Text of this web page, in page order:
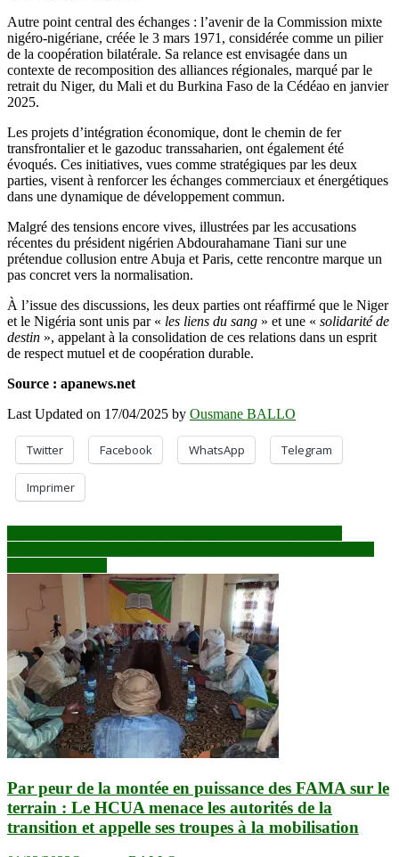
Autre point central des échanges : l’avenir de la Commission mixte
nigéro-nigériane, créée le 3 mars 1971, considérée comme un pilier
de la coopération bilatérale. Sa relance est envisagée dans un
contexte de recomposition des alliances régionales, marqué par le
retrait du Niger, du Mali et du Burkina Faso de la Cédéao en janvier
2025.
Les projets d’intégration économique, dont le chemin de fer
transfrontalier et le gazoduc transsaharien, ont également été
évoqués. Ces initiatives, vues comme stratégiques par les deux
parties, visent à renforcer les échanges commerciaux et énergétiques
dans une dynamique de développement commun.
Malgré des tensions encore vives, illustrées par les accusations
récentes du président nigérien Abdourahamane Tiani sur une
prétendue collusion entre Abuja et Paris, cette rencontre marque un
pas concret vers la normalisation.
À l’issue des discussions, les deux parties ont réaffirmé que le Niger
et le Nigéria sont unis par « les liens du sang » et une « solidarité de
destin », appelant à la consolidation de ces relations dans un esprit
de respect mutuel et de coopération durable.
Source : apanews.net
Last Updated on 17/04/2025 by Ousmane BALLO
Twitter Facebook WhatsApp Telegram
Imprimer
Navigation
de
l’article
Par peur de la montée en puissance des FAMA sur le
terrain : Le HCUA menace les autorités de la
transition et appelle ses troupes à la mobilisation